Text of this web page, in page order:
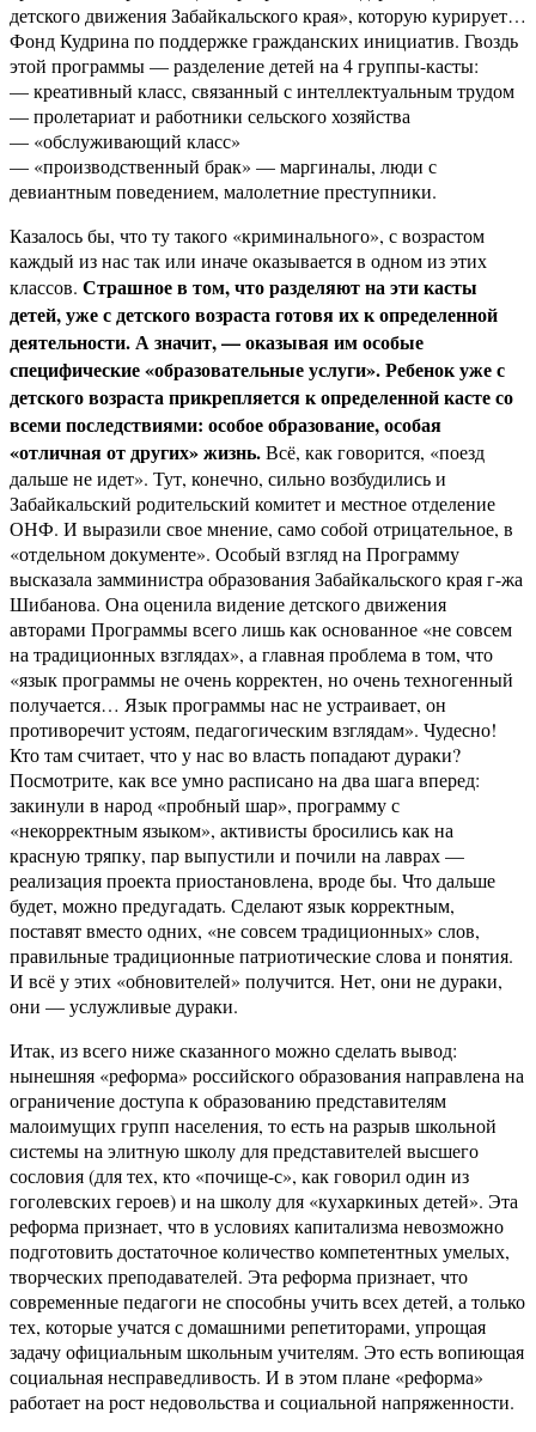
детского движения Забайкальского края», которую курирует…
Фонд Кудрина по поддержке гражданских инициатив. Гвоздь
этой программы — разделение детей на 4 группы-касты:
— креативный класс, связанный с интеллектуальным трудом
— пролетариат и работники сельского хозяйства
— «обслуживающий класс»
— «производственный брак» — маргиналы, люди с
девиантным поведением, малолетние преступники.
Казалось бы, что ту такого «криминального», с возрастом
каждый из нас так или иначе оказывается в одном из этих
классов. Страшное в том, что разделяют на эти касты
детей, уже с детского возраста готовя их к определенной
деятельности. А значит, — оказывая им особые
специфические «образовательные услуги». Ребенок уже с
детского возраста прикрепляется к определенной касте со
всеми последствиями: особое образование, особая
«отличная от других» жизнь.Всё, как говорится, «поезд
дальше не идет». Тут, конечно, сильно возбудились и
Забайкальский родительский комитет и местное отделение
ОНФ. И выразили свое мнение, само собой отрицательное, в
«отдельном документе». Особый взгляд на Программу
высказала замминистра образования Забайкальского края г-жа
Шибанова. Она оценила видение детского движения
авторами Программы всего лишь как основанное «не совсем
на традиционных взглядах», а главная проблема в том, что
«язык программы не очень корректен, но очень техногенный
получается… Язык программы нас не устраивает, он
противоречит устоям, педагогическим взглядам». Чудесно!
Кто там считает, что у нас во власть попадают дураки?
Посмотрите, как все умно расписано на два шага вперед:
закинули в народ «пробный шар», программу с
«некорректным языком», активисты бросились как на
красную тряпку, пар выпустили и почили на лаврах —
реализация проекта приостановлена, вроде бы. Что дальше
будет, можно предугадать. Сделают язык корректным,
поставят вместо одних, «не совсем традиционных» слов,
правильные традиционные патриотические слова и понятия.
И всё у этих «обновителей» получится. Нет, они не дураки,
они — услужливые дураки.
Итак, из всего ниже сказанного можно сделать вывод:
нынешняя «реформа» российского образования направлена на
ограничение доступа к образованию представителям
малоимущих групп населения, то есть на разрыв школьной
системы на элитную школу для представителей высшего
сословия (для тех, кто «почище-с», как говорил один из
гоголевских героев) и на школу для «кухаркиных детей». Эта
реформа признает, что в условиях капитализма невозможно
подготовить достаточное количество компетентных умелых,
творческих преподавателей. Эта реформа признает, что
современные педагоги не способны учить всех детей, а только
тех, которые учатся с домашними репетиторами, упрощая
задачу официальным школьным учителям. Это есть вопиющая
социальная несправедливость. И в этом плане «реформа»
работает на рост недовольства и социальной напряженности.